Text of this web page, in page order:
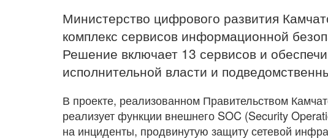
Министерство цифрового развития
комплекс сервисов информационной
Решение включает 13 сервисов и
исполнительной власти и
В проекте, реализованном Правительством
реализует функции внешнего SOC (Security
на инциденты, продвинутую защиту сетевой